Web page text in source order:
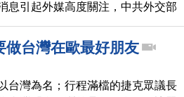
息引起外媒高度關注，中共外交部
，捷克總理費亞拉對中共外交部的
要與誰會面、與誰通話「我們自
娃透過推特強調，支持尊重人權
做台灣在歐最好朋友
台灣為名；行程滿檔的捷克眾議長